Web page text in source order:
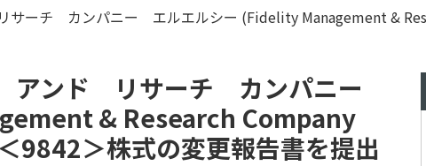
ーチ カンパニー エルエルシー (Fidelity Management &
アンド リサーチ カンパニー
& Research Company
9842＞株式の変更報告書を提出